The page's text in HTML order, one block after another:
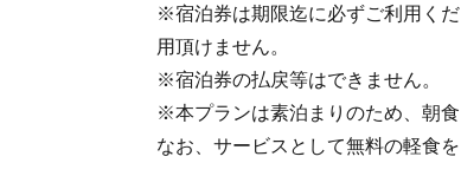
※宿泊券は期限迄に必ずご利用く
用頂けません。
※宿泊券の払戻等はできません。
※本プランは素泊まりのため、朝
なお、サービスとして無料の軽食